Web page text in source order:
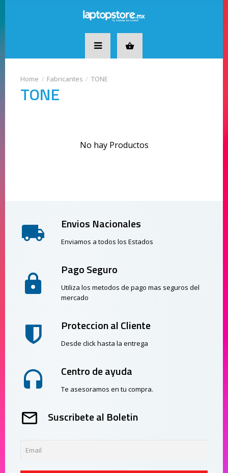
Fabricantes TONE
TONE
No hay Productos
Envios Nacionales
Enviamos a todos los Estados
Pago Seguro
Utiliza los metodos de pago mas seguros del
mercado
Proteccion al Cliente
Desde click hasta la entrega
Centro de ayuda
Te asesoramos en tu compra.
Suscribete al Boletin